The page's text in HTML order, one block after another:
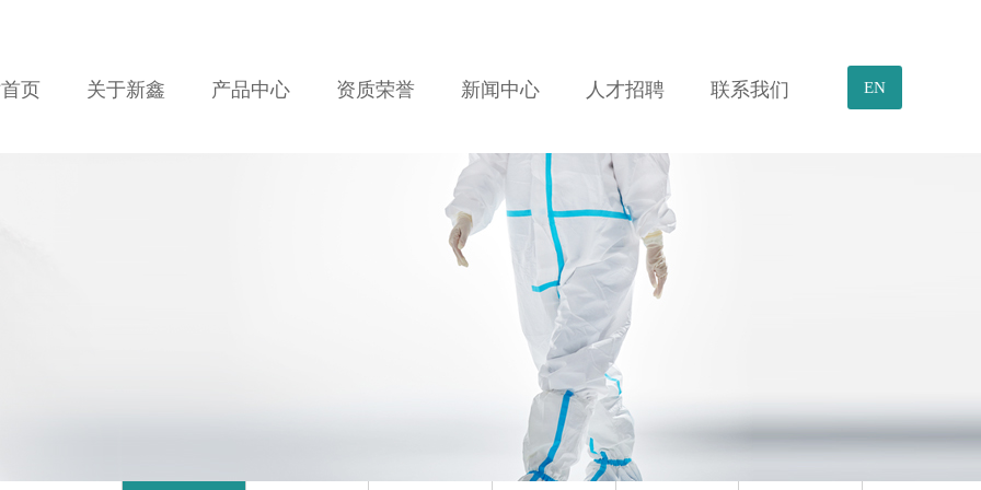
页 关于新鑫 产品中心 资质荣誉 新闻中心 人才招聘 联系我们 EN